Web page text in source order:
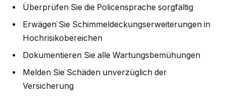
Überprüfen Sie die Policensprache sorgfältig
Erwägen Sie Schimmeldeckungserweiterungen in
Hochrisikobereichen
Dokumentieren Sie alle Wartungsbemühungen
Melden Sie Schäden unverzüglich der
Versicherung